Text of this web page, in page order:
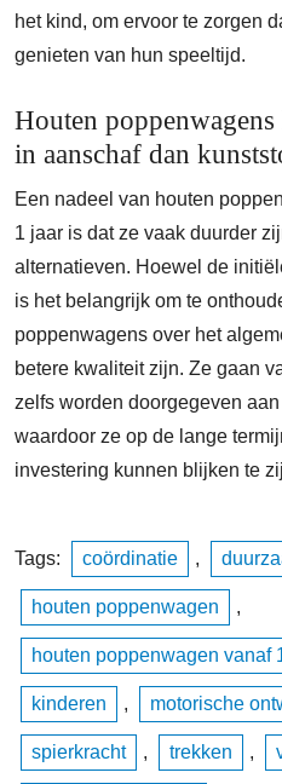
het kind, om ervoor te zorgen
genieten van hun speeltijd.
Houten
in aanschaf dan
Een nadeel van houten
1 jaar is dat ze vaak duurder
alternatieven. Hoewel de
is het belangrijk om te
poppenwagens over het
betere kwaliteit zijn. Ze gaan
zelfs worden doorgegeven
waardoor ze op de lange
investering kunnen blijken te
Tags: coördinatie ,
houten poppenwagen ,
houten poppenwagen vanaf
kinderen , motorische
spierkracht , trekken ,